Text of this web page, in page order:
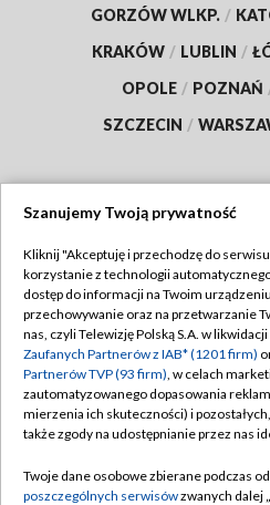
GORZÓW WLKP. /
KRAKÓW / LUBLIN /
OPOLE / POZNAŃ
SZCZECIN /
Abonament TVP
Emisja w TVP
Centrum informacji TVP
Naziemna Telewizja Cyfrowa
Rada Programowa
Polityka
Moje
Szanujemy Twoją prywatność
Kliknij "Akceptuję i przechodzę do
korzystanie z technologii
dostęp do informacji na Twoim
przechowywanie oraz na przetwarzanie
nas, czyli Telewizję Polską S.A. w
Zaufanych Partnerów z IAB* (1201 firm)
Partnerów TVP (93 firm), w celach
zautomatyzowanego dopasowania
mierzenia ich skuteczności) i
także zgody na udostępnianie przez nas
Twoje dane osobowe zbierane podczas
poszczególnych serwisówzwanych dalej